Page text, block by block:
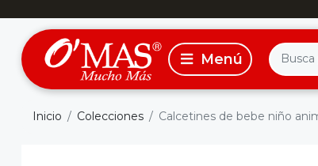
Inicio Colecciones Calcetines de bebe niño